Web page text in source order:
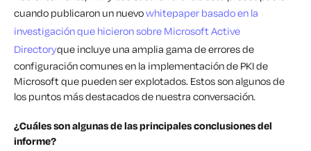
cuando publicaron un nuevowhitepaper basado en la
investigación que hicieron sobre Microsoft Active
Directoryque incluye una amplia gama de errores de
configuración comunes en la implementación de PKI de
Microsoft que pueden ser explotados. Estos son algunos de
los puntos más destacados de nuestra conversación.
¿Cuáles son algunas de las principales conclusiones del
informe?